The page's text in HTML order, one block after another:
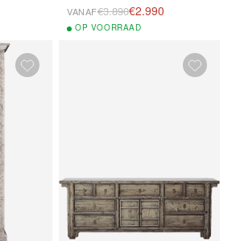
VANAF€3.890€2.990
OP VOORRAAD